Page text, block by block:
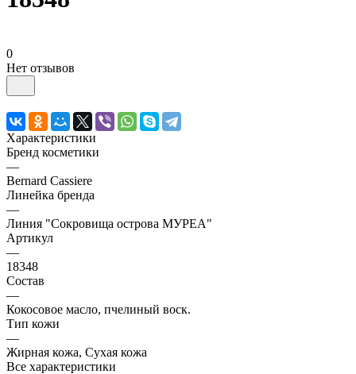
0
Нет отзывов
Характеристики
Бренд косметики
—
Bernard Cassiere
Линейка бренда
—
Линия "Сокровища острова МУРЕА"
Артикул
—
18348
Состав
—
Кокосовое масло, пчелиный воск.
Тип кожи
—
Жирная кожа, Сухая кожа
Все характеристики